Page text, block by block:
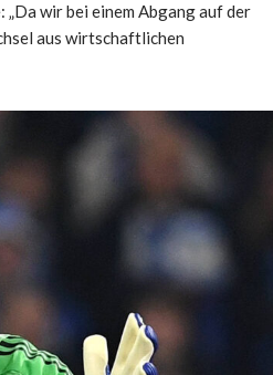
wir bei einem Abgang auf der
aus wirtschaftlichen